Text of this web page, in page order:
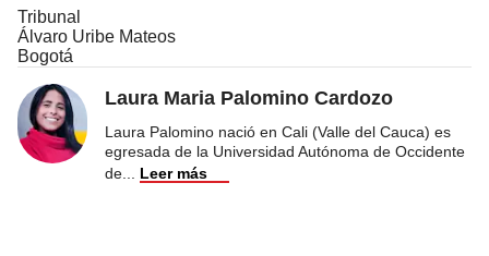
Tribunal
Álvaro Uribe Mateos
Bogotá
Laura Maria Palomino Cardozo
Laura Palomino nació en Cali (Valle del Cauca) es
egresada de la Universidad Autónoma de Occidente
de
Leer más